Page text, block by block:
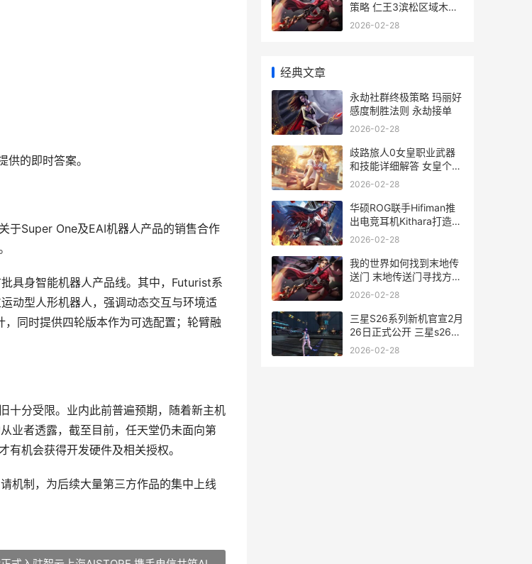
的即时答案。
于Super One及EAI机器人产品的销售合作
具身智能机器人产品线。其中，Futurist系
动型人形机器人，强调动态交互与环境适
同时提供四轮版本作为可选配置；轮臂融
十分受限。业内此前普遍预期，随着新主机
业者透露，截至目前，任天堂仍未面向第
机会获得开发硬件及相关授权。
机制，为后续大量第三方作品的集中上线
策略 仁王3滨松区域木灵
如何获取 仁王第三章
2026-02-28
经典文章
永劫社群终极策略 玛丽好
感度制胜法则 永劫接单
2026-02-28
歧路旅人0女皇职业武器
和技能详细解答 女皇个人
技说明 歧路旅人最终
2026-02-28
华硕ROG联手Hifiman推
出电竞耳机Kithara打造顶
级游戏尝试 华硕 rog
2026-02-28
我的世界如何找到末地传
送门 末地传送门寻找方式
教程 我的世界如何找到末
2026-02-28
三星S26系列新机官宣2月
26日正式公开 三星s26系
列新机多少钱
2026-02-28